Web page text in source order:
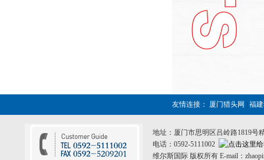
友情连接： 厦门猎头网 福
地址：厦门市思明区吕岭路1819号
电话：0592-5111002
维尔斯国际 版权所有 E-mail：